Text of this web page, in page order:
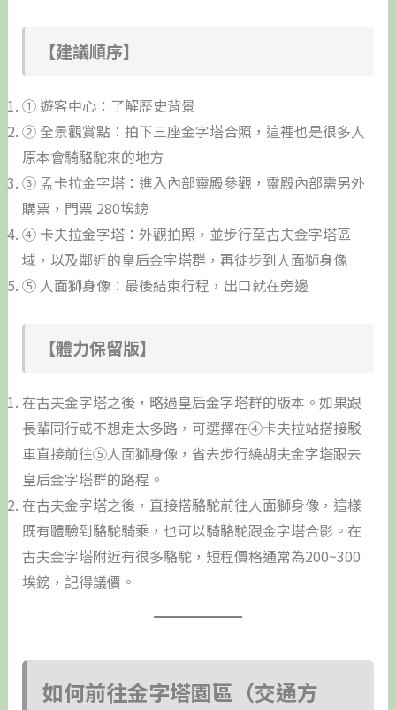
【建議順序】
① 遊客中心：了解歷史背景
② 全景觀賞點：拍下三座金字塔合照，這裡也是很多人
原本會騎駱駝來的地方
③ 孟卡拉金字塔：進入內部靈殿參觀，靈殿內部需另外
購票，門票 280埃鎊
④ 卡夫拉金字塔：外觀拍照，並步行至古夫金字塔區
域，以及鄰近的皇后金字塔群，再徒步到人面獅身像
⑤ 人面獅身像：最後結束行程，出口就在旁邊
【體力保留版】
在古夫金字塔之後，略過皇后金字塔群的版本。如果跟
長輩同行或不想走太多路，可選擇在④卡夫拉站搭接駁
車直接前往⑤人面獅身像，省去步行繞胡夫金字塔跟去
皇后金字塔群的路程。
在古夫金字塔之後，直接搭駱駝前往人面獅身像，這樣
既有體驗到駱駝騎乘，也可以騎駱駝跟金字塔合影。在
古夫金字塔附近有很多駱駝，短程價格通常為200~300
埃鎊，記得議價。
如何前往金字塔園區（交通方